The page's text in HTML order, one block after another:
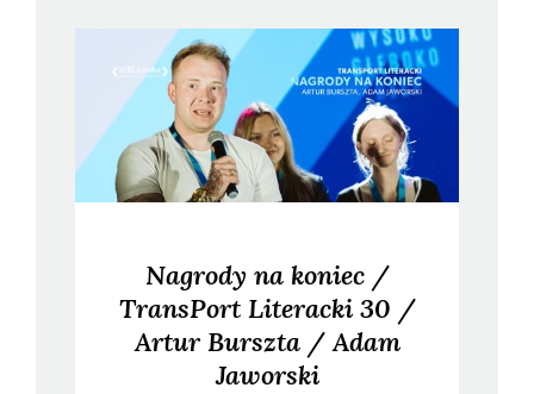
Nagrody na koniec /
TransPort Literacki 30 /
Artur Burszta / Adam
Jaworski